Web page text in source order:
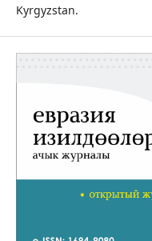
Kyrgyzstan.